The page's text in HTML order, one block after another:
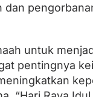
dan
untuk
pentingnya